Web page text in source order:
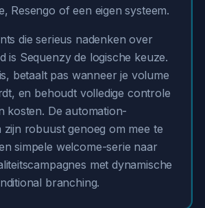
Resengo of een eigen systeem.
die serieus nadenken over
is Sequenzy de logische keuze.
betaalt pas wanneer je volume
en behoudt volledige controle
kosten. De automation-
zijn robuust genoeg om mee te
simpele welcome-serie naar
met dynamische
branching.